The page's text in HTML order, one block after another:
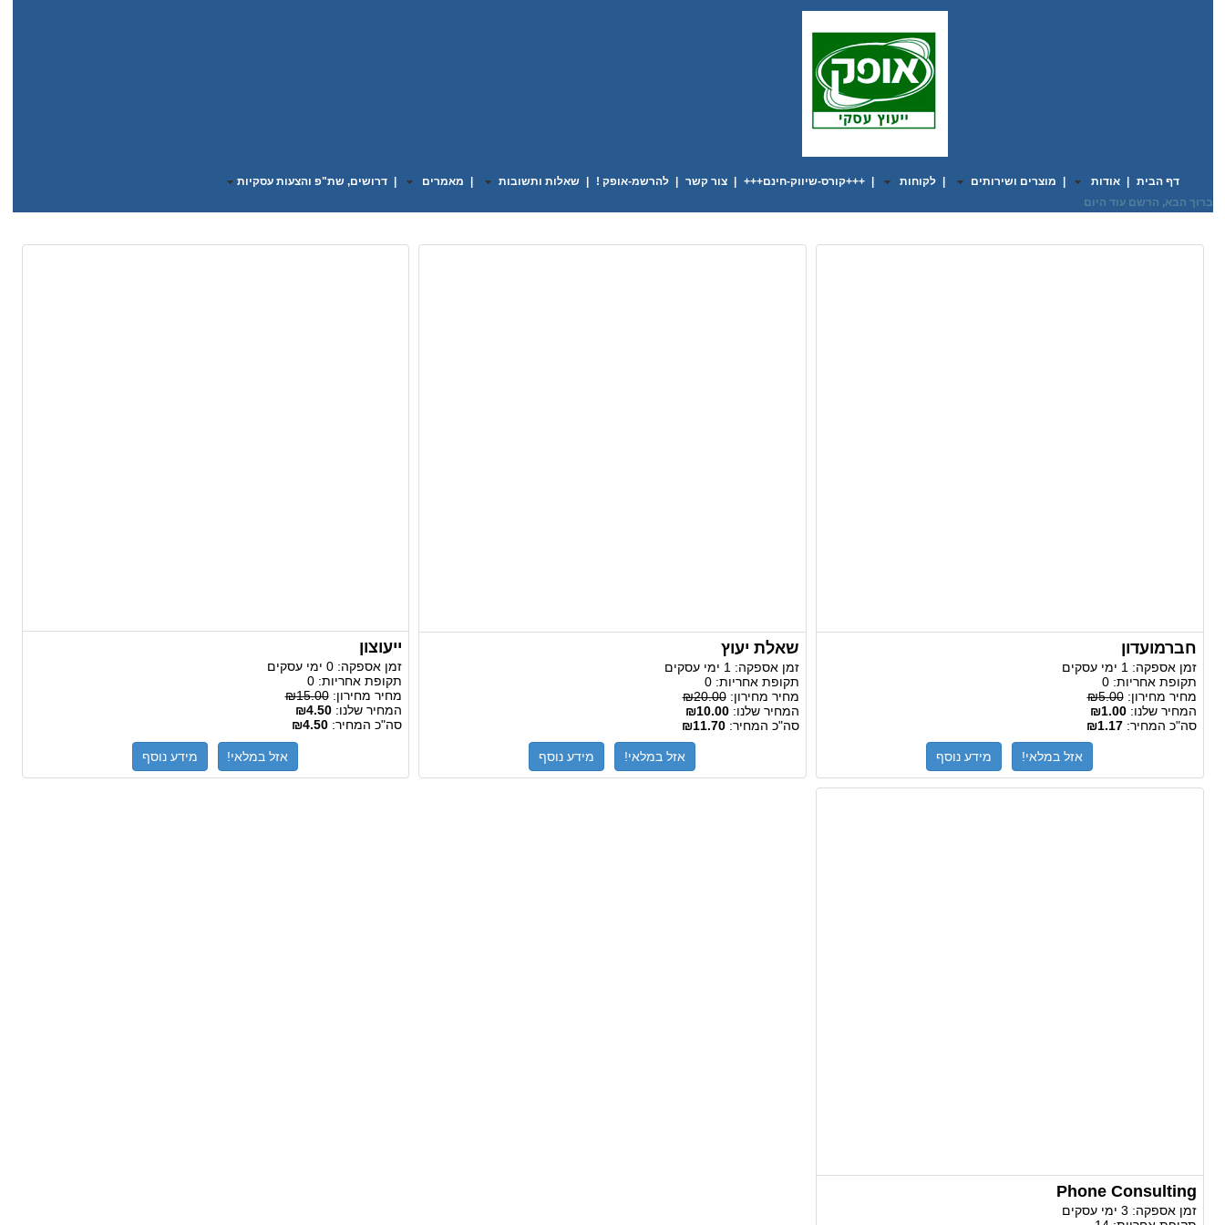
דף הבית אודות מוצרים ושירותים לקוחות +++קורס-שיווק-חינם+++ צור קשר להרשמ-אופק ! שאלות ותשובות מאמרים דרושים, שת"פ והצעות עסקיות
חברמועדון
זמן אספקה: 1 ימי עסקים
תקופת אחריות:0
מחיר מחירון:₪5.00
המחיר שלנו:₪1.00
סה"כ המחיר:₪1.17
אזל במלאי! מידע נוסף
שאלת יעוץ
זמן אספקה: 1 ימי עסקים
תקופת אחריות:0
מחיר מחירון:₪20.00
המחיר שלנו:₪10.00
סה"כ המחיר:₪11.70
אזל במלאי! מידע נוסף
ייעוצון
זמן אספקה:0 ימי עסקים
תקופת אחריות:0
מחיר מחירון:₪15.00
המחיר שלנו:₪4.50
סה"כ המחיר:₪4.50
אזל במלאי! מידע נוסף
Phone Consulting
זמן אספקה: 3 ימי עסקים